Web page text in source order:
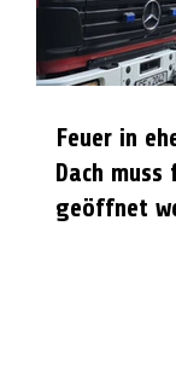
Feuer in
Dach
geöffnet